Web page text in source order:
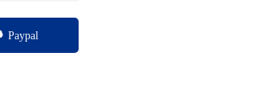
Paypal